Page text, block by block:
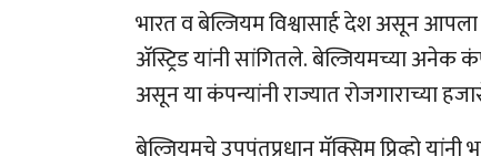
भारत व बेल्जियम विश्वासार्ह देश असून
अ‍ॅस्ट्रिड यांनी सांगितले. बेल्जियमच्या अनेक
असून या कंपन्यांनी राज्यात रोजगाराच्या